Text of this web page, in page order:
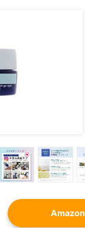
Amazon